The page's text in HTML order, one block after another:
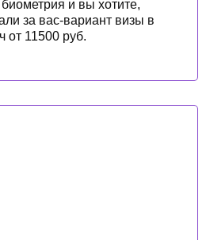
и вы хотите,
за вас-вариант визы в
от 11500 руб.